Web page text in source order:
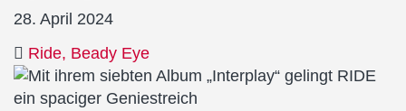
28. April 2024
Ride Beady Eye